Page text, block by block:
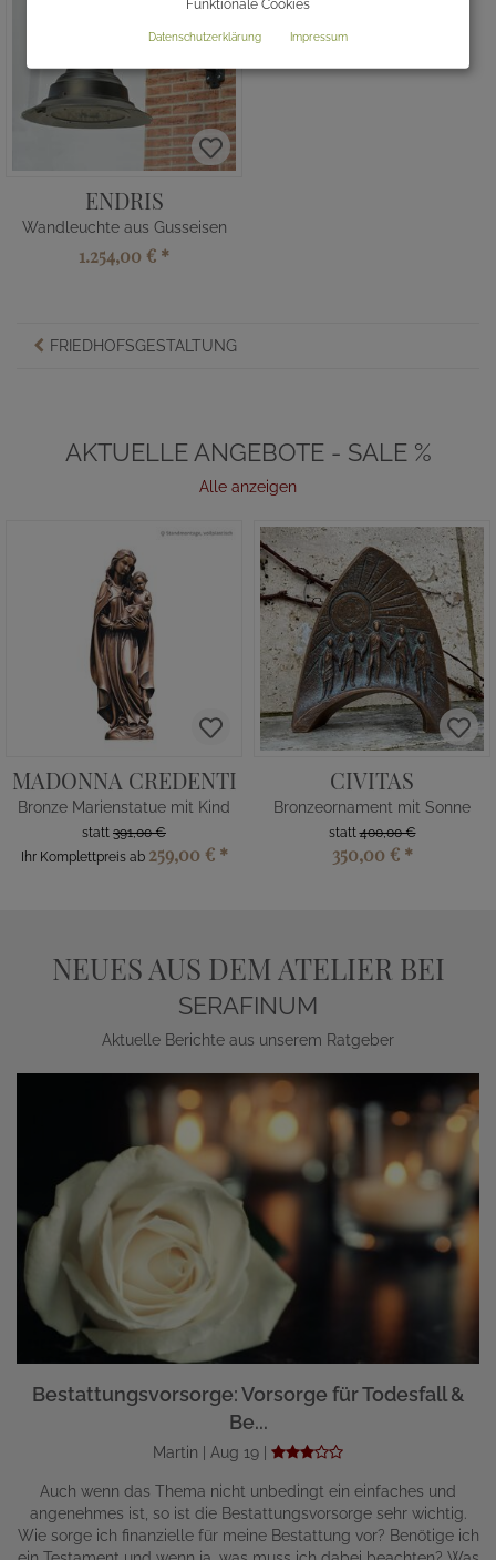
ENDRIS
Wandleuchte aus Gusseisen
1.254,00 € *
FRIEDHOFSGESTALTUNG
AKTUELLE ANGEBOTE - SALE %
Alle anzeigen
MADONNA CREDENTI
Bronze Marienstatue mit Kind
statt 391,00 €
Ihr Komplettpreis ab 259,00 € *
CIVITAS
Bronzeornament mit Sonne
statt400,00 €
350,00 € *
NEUES AUS DEM ATELIER BEI
SERAFINUM
Aktuelle Berichte aus unserem Ratgeber
Bestattungsvorsorge: Vorsorge für Todesfall &
Be...
Martin | Aug 19 |
Auch wenn das Thema nicht unbedingt ein einfaches und
angenehmes ist, so ist die Bestattungsvorsorge sehr wichtig.
Wie sorge ich finanzielle für meine Bestattung vor? Benötige ich
Funktionale Cookies
Datenschutzerklärung Impressum